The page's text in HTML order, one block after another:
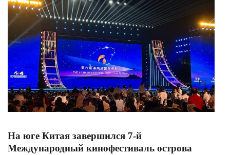
На юге Китая завершился 7-й
Международный кинофестиваль острова